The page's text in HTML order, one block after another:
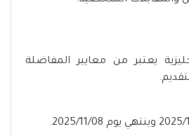
يعتبر من معايير المفاضلة